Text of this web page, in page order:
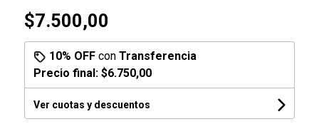
$7.500,00
10% OFFcon Transferencia
Precio final: $6.750,00
Ver cuotas y descuentos